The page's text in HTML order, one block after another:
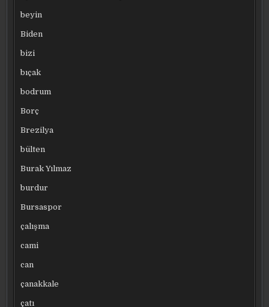
beyin
Biden
bizi
bıçak
bodrum
Borç
Brezilya
bülten
Burak Yılmaz
burdur
Bursaspor
çalışma
cami
can
çanakkale
çatı